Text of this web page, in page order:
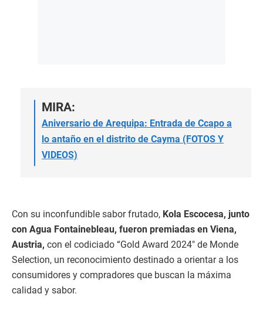
MIRA:
Aniversario de Arequipa: Entrada de Ccapo a
lo antaño en el distrito de Cayma (FOTOS Y
VIDEOS)
Con su inconfundible sabor frutado, Kola Escocesa, junto
con Agua Fontainebleau, fueron premiadas en Viena,
Austria, con el codiciado “Gold Award 2024″ de Monde
Selection, un reconocimiento destinado a orientar a los
consumidores y compradores que buscan la máxima
calidad y sabor.